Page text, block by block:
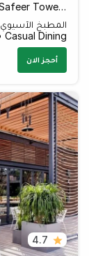
Al Amal Street, Plot no. 3460148 Opposite Safeer Tower 2 Behind Empower - Dubai - United Arab Emirates
المطبخ الآسيوي
Casual Dining • $$
أحجز الان
4.7